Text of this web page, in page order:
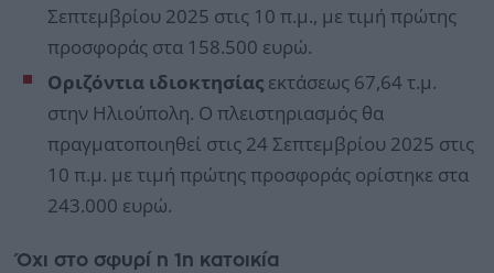
Σεπτεμβρίου 2025 στις 10 π.μ., με τιμή πρώτης
προσφοράς στα 158.500 ευρώ.
Οριζόντια ιδιοκτησίας εκτάσεως 67,64 τ.μ.
στην Ηλιούπολη. Ο πλειστηριασμός θα
πραγματοποιηθεί στις 24 Σεπτεμβρίου 2025 στις
10 π.μ. με τιμή πρώτης προσφοράς ορίστηκε στα
243.000 ευρώ.
Όχι στο σφυρί η 1η κατοικία